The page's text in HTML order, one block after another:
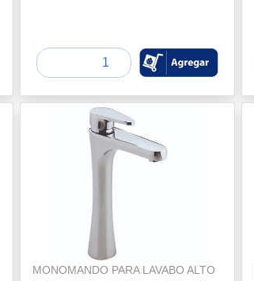
MONOMANDO PARA LAVABO ALTO